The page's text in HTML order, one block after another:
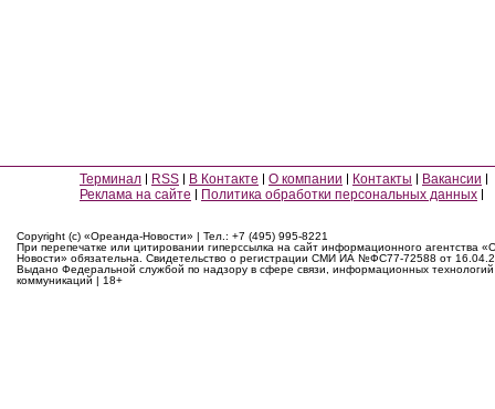
Терминал RSS В Контакте О компании Контакты
Вакансии
Реклама на сайте
Политика обработки персональных данных
Copyright (c) «Ореанда-Новости» | Тел.: +7 (495) 995-8221
При перепечатке или цитировании гиперссылка на сайт информационного агентства
Новости» обязательна. Свидетельство о регистрации СМИ ИА №ФС77-72588 от
Выдано Федеральной службой по надзору в сфере связи, информационных
коммуникаций | 18+